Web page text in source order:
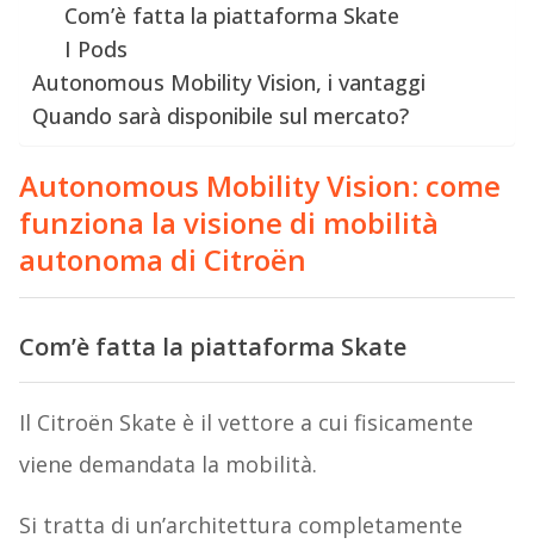
Com’è fatta la piattaforma Skate
I Pods
Autonomous Mobility Vision, i vantaggi
Quando sarà disponibile sul mercato?
Autonomous Mobility Vision: come
funziona la visione di mobilità
autonoma di Citroën
Com’è fatta la piattaforma Skate
Il Citroën Skate è il vettore a cui fisicamente
viene demandata la mobilità.
Si tratta di un’architettura completamente